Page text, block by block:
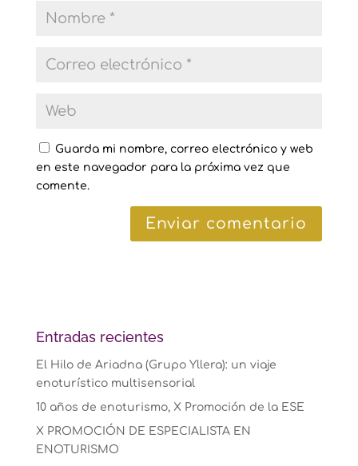
Guarda mi nombre, correo electrónico y web
en este navegador para la próxima vez que
comente.
Entradas recientes
El Hilo de Ariadna (Grupo Yllera): un viaje
enoturístico multisensorial
10 años de enoturismo, X Promoción de la ESE
X PROMOCIÓN DE ESPECIALISTA EN
ENOTURISMO